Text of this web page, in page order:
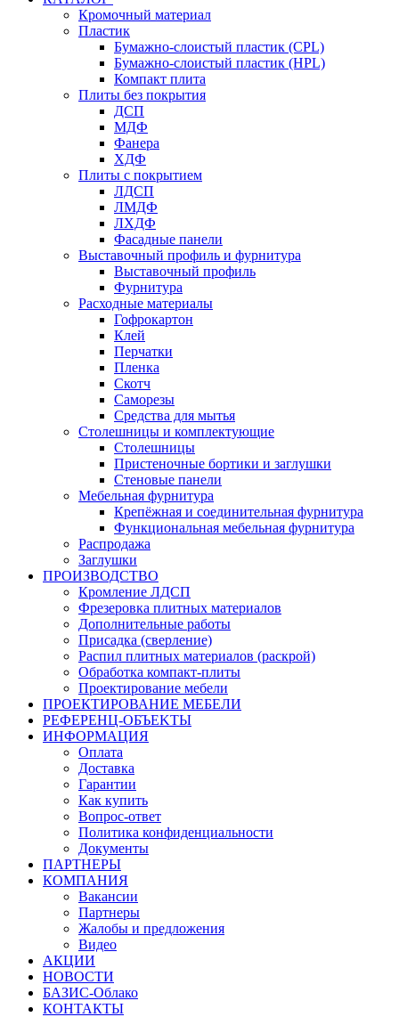
Кромочный материал
Пластик
Бумажно-слоистый пластик (CPL)
Бумажно-слоистый пластик (HPL)
Компакт плита
Плиты без покрытия
ДСП
МДФ
Фанера
ХДФ
Плиты с покрытием
ЛДСП
ЛМДФ
ЛХДФ
Фасадные панели
Выставочный профиль и фурнитура
Выставочный профиль
Фурнитура
Расходные материалы
Гофрокартон
Клей
Перчатки
Пленка
Скотч
Саморезы
Средства для мытья
Столешницы и комплектующие
Столешницы
Пристеночные бортики и заглушки
Стеновые панели
Мебельная фурнитура
Крепёжная и соединительная фурнитура
Функциональная мебельная фурнитура
Распродажа
Заглушки
ПРОИЗВОДСТВО
Кромление ЛДСП
Фрезеровка плитных материалов
Дополнительные работы
Присадка (сверление)
Распил плитных материалов (раскрой)
Обработка компакт-плиты
Проектирование мебели
ПРОЕКТИРОВАНИЕ МЕБЕЛИ
РЕФЕРЕНЦ-ОБЪЕKТЫ
ИНФОРМАЦИЯ
Оплата
Доставка
Гарантии
Как купить
Вопрос-ответ
Политика конфиденциальности
Документы
ПАРТНЕРЫ
КОМПАНИЯ
Вакансии
Партнеры
Жалобы и предложения
Видео
АКЦИИ
НОВОСТИ
БАЗИС-Облако
КОНТАКТЫ